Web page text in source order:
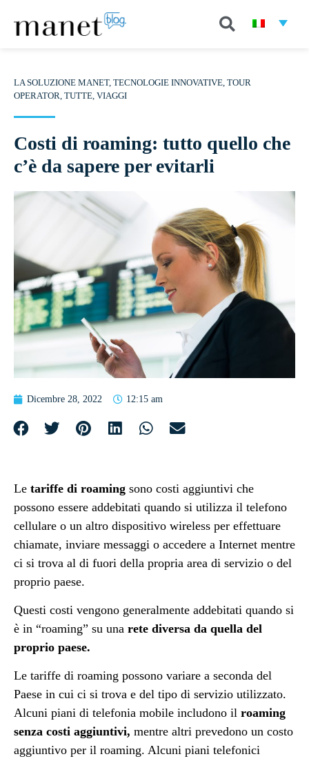
LA SOLUZIONE MANET, TECNOLOGIE INNOVATIVE, TOUR
OPERATOR, TUTTE, VIAGGI
Costi di roaming: tutto quello che
c’è da sapere per evitarli
Dicembre 28, 2022 12:15 am
Le tariffe di roaming sono costi aggiuntivi che
possono essere addebitati quando si utilizza il telefono
cellulare o un altro dispositivo wireless per effettuare
chiamate, inviare messaggi o accedere a Internet mentre
ci si trova al di fuori della propria area di servizio o del
proprio paese.
Questi costi vengono generalmente addebitati quando si
è in “roaming” su una rete diversa da quella del
proprio paese.
Le tariffe di roaming possono variare a seconda del
Paese in cui ci si trova e del tipo di servizio utilizzato.
Alcuni piani di telefonia mobile includono il roaming
senza costi aggiuntivi, mentre altri prevedono un costo
aggiuntivo per il roaming. Alcuni piani telefonici